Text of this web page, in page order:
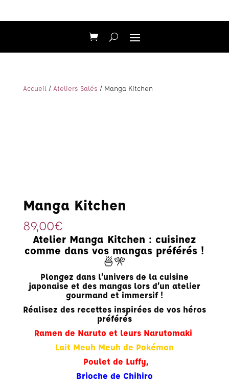
Accueil / Ateliers Salés / Manga Kitchen
Manga Kitchen
89,00€
Atelier Manga Kitchen : cuisinez
comme dans vos mangas préférés !
🍜🎌
Plongez dans l’univers de la cuisine
japonaise et des mangas lors d’un atelier
gourmand et immersif !
Réalisez des recettes inspirées de vos héros
préférés
Ramen de Naruto et leurs Narutomaki
Lait Meuh Meuh de Pokémon
Poulet de Luffy,
Brioche de Chihiro